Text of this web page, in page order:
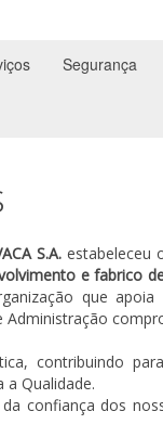
Segurança
S.A.estabeleceu
e fabrico
que
Administração
contribuindo
Qualidade.
confiança dos